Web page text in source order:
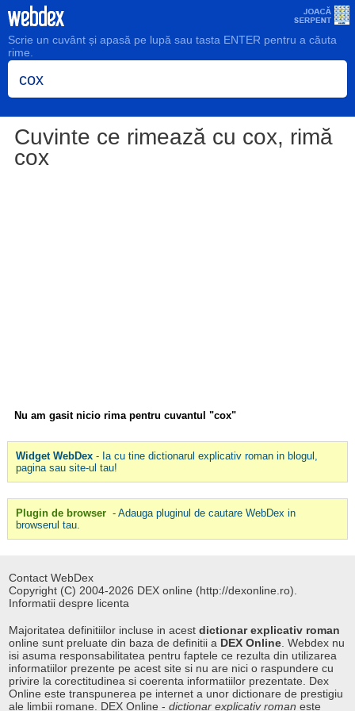
Scrie un cuvânt și apasă pe lupă sau tasta ENTER pentru a căuta
rime.
Cuvinte ce rimează cu cox, rimă
cox
Nu am gasit nicio rima pentru cuvantul "cox"
Widget WebDex- Ia cu tine dictionarul explicativ roman in blogul,
pagina sau site-ul tau!
Plugin de browser - Adauga pluginul de cautare WebDex in
browserul tau.
Contact WebDex
Copyright (C) 2004-2026 DEX online (http://dexonline.ro).
Informatii despre licenta
Majoritatea definitiilor incluse in acestdictionar explicativ roman
online sunt preluate din baza de definitii a DEX Online . Webdex nu
isi asuma responsabilitatea pentru faptele ce rezulta din utilizarea
informatiilor prezente pe acest site si nu are nici o raspundere cu
privire la corectitudinea si coerenta informatiilor prezentate. Dex
Online este transpunerea pe internet a unor dictionare de prestigiu
ale limbii romane. DEX Online -dictionar explicativ roman este